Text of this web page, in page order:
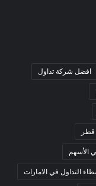
افضل شركة تداول
الأسهم
التداول في الامارات